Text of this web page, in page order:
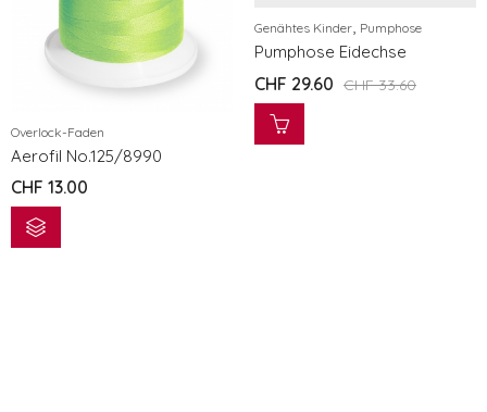
Overlock-Faden
Aerofil No.125/8990
CHF 13.00
Genähtes Kinder, Pumphose
Pumphose Eidechse
CHF 29.60 CHF33.60